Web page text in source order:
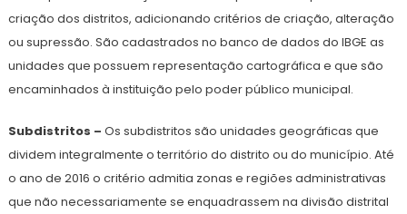
criação dos distritos, adicionando critérios de criação, alteração
ou supressão. São cadastrados no banco de dados do IBGE as
unidades que possuem representação cartográfica e que são
encaminhados à instituição pelo poder público municipal.
Subdistritos – Os subdistritos são unidades geográficas que
dividem integralmente o território do distrito ou do município. Até
o ano de 2016 o critério admitia zonas e regiões administrativas
que não necessariamente se enquadrassem na divisão distrital